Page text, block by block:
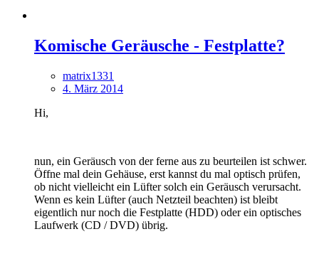
Komische Geräusche - Festplatte?
matrix1331
4. März 2014
Hi,
nun, ein Geräusch von der ferne aus zu beurteilen ist schwer.
Öffne mal dein Gehäuse, erst kannst du mal optisch prüfen,
ob nicht vielleicht ein Lüfter solch ein Geräusch verursacht.
Wenn es kein Lüfter (auch Netzteil beachten) ist bleibt
eigentlich nur noch die Festplatte (HDD) oder ein optisches
Laufwerk (CD / DVD) übrig.